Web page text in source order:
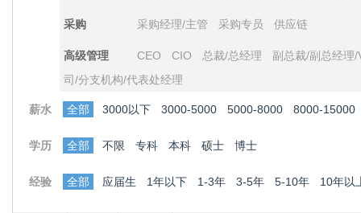
采购 采购经理/主管 采购专员 供应链
高级管理 CEO CIO 总裁/总经理
副总裁/副总经理/
司/分支机构/代表处经理
薪水 全部 3000以下 3000-5000 5000-8000 8000-15000
学历 全部 不限 专科 本科 硕士 博士
经验 全部 应届生 1年以下 1-3年 3-5年 5-10年 10年以